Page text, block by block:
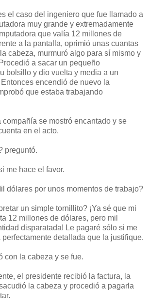
el caso del ingeniero que fue llamado a
muy grande y extremadamente
que valía 12 millones de
a la pantalla, oprimió unas cuantas
cabeza, murmuró algo para sí mismo y
a sacar un pequeño
bolsillo y dio vuelta y media a un
encendió de nuevo la
que estaba trabajando
compañía se mostró encantado y se
en el acto.
preguntó.
me hace el favor.
dólares por unos momentos de trabajo?
un simple tornillito? ¡Ya sé que mi
12 millones de dólares, pero mil
disparatada! Le pagaré sólo si me
perfectamente detallada que la justifique.
con la cabeza y se fue.
el presidente recibió la factura, la
la cabeza y procedió a pagarla